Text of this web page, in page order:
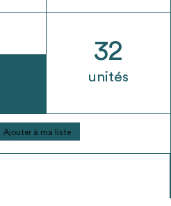
32
unités
Ajouter à ma liste